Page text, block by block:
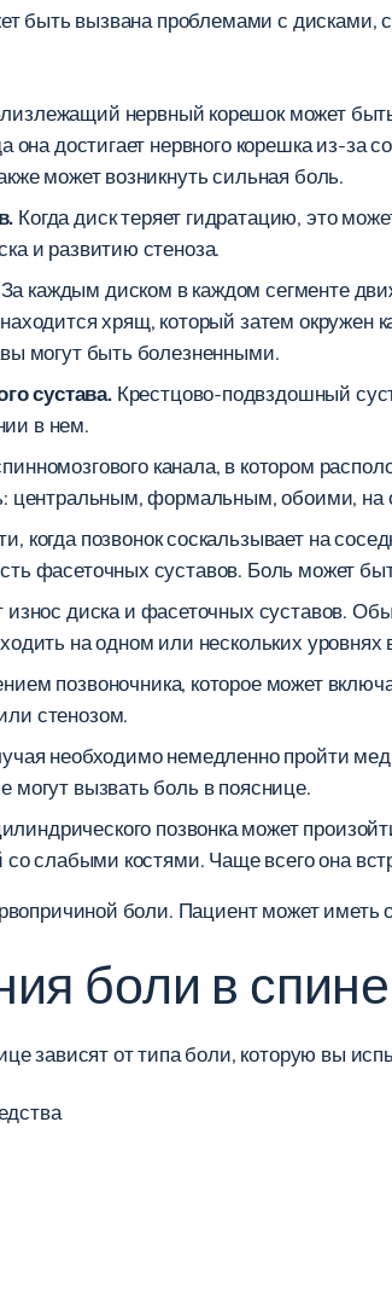
быть вызвана проблемами с
нервный корешок может быть
она достигает нервного корешка из-
может возникнуть сильная боль.
Когда диск теряет гидратацию, это
и развитию стеноза.
каждым диском в каждом сегменте
хрящ, который затем
могут быть болезненными.
сустава.Крестцово-подвздошный
в нем.
канала, в котором
центральным, формальным, обоими, на
когда позвонок соскальзывает на
фасеточных суставов. Боль может
диска и фасеточных суставов.
на одном или нескольких
позвоночника, которое может
стенозом.
необходимо немедленно пройти
могут вызвать боль в пояснице.
позвонка может
со слабыми костями. Чаще всего она
боли. Пациент может
боли в спине
зависят от типа боли, которую вы